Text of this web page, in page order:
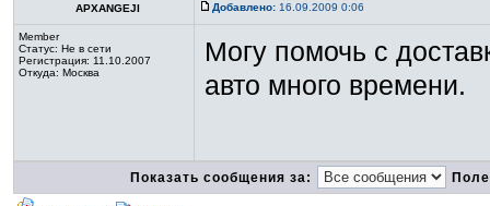
APXANGEJI Добавлено: 16.09.2009 0:06
Member
Статус: Не в сети
Регистрация: 11.10.2007
Откуда: Москва
Могу помочь с
авто много времени.
Показать сообщения за: